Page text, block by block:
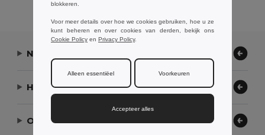
Neem contact op
Hulp nodig?
Ons bedrijf
blokkeren.
Voor meer details over hoe we cookies gebruiken, hoe u ze
kunt beheren en over cookies van derden, bekijk ons
Cookie Policy en Privacy Policy.
Alleen essentiëel Voorkeuren
Accepteer alles